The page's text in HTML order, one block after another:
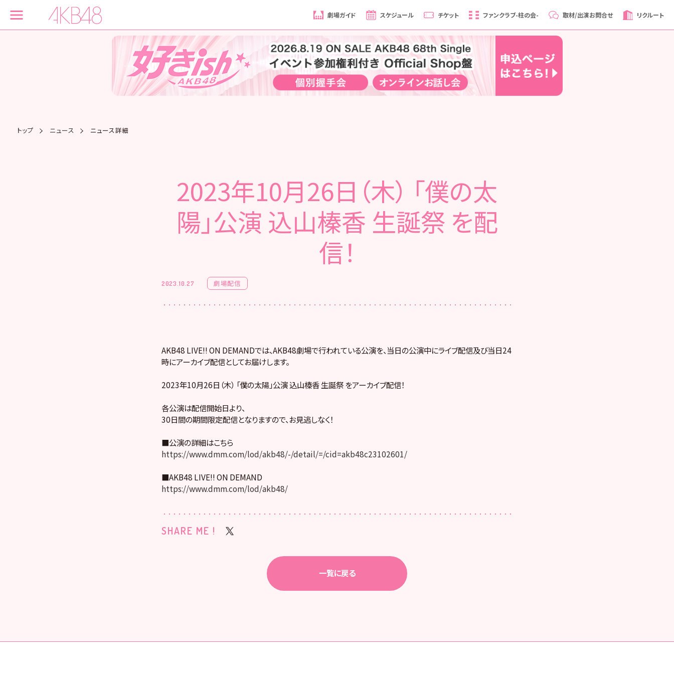
劇場ガイド スケジュール チケット ファンクラブ-柱の会- 取材/出演お問合せ リクルート
トップ ニュース ニュース詳細
2023年10月26日（木） 「僕の太
陽」公演 込山榛香 生誕祭 を配
信！
2023.10.27 劇場配信
AKB48 LIVE!! ON DEMANDでは、AKB48劇場で行われている公演を、当日の公演中にライブ配信及び当日24
時にアーカイブ配信としてお届けします。
2023年10月26日（木） 「僕の太陽」公演 込山榛香 生誕祭 をアーカイブ配信！
各公演は配信開始日より、
30日間の期間限定配信となりますので、お見逃しなく！
■公演の詳細はこちら
https://www.dmm.com/lod/akb48/-/detail/=/cid=akb48c23102601/
■AKB48 LIVE!! ON DEMAND
https://www.dmm.com/lod/akb48/
SHARE ME !
一覧に戻る